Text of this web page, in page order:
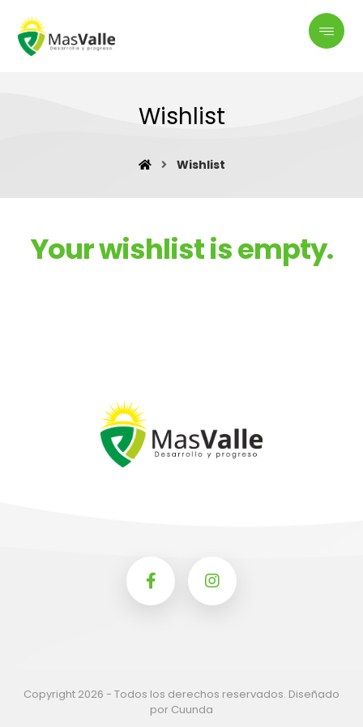
Wishlist
Wishlist
Your wishlist is empty.
Copyright 2026 - Todos los derechos reservados. Diseñado
por Cuunda